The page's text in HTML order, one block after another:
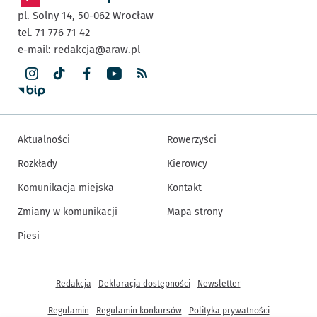
pl. Solny 14, 50-062 Wrocław
tel. 71 776 71 42
e-mail: redakcja@araw.pl
Aktualności
Rozkłady
Komunikacja miejska
Zmiany w komunikacji
Piesi
Rowerzyści
Kierowcy
Kontakt
Mapa strony
Inne informacje
Redakcja Deklaracja dostępności Newsletter
Regulamin Regulamin konkursów Polityka prywatności